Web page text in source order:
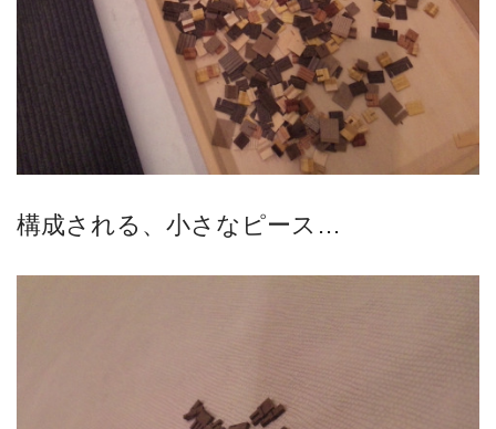
構成される、小さなピース…